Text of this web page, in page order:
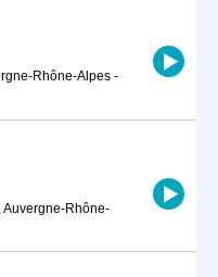
Rhône-Alpes -
Auvergne-Rhône-